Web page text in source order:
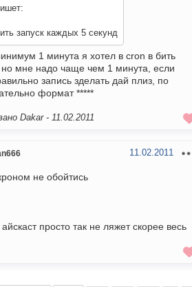
запуск каждых 5 секунд
1 минута я хотел в cron в бить
но мне надо чаще чем 1 минута, если
запись зделать дай плиз, по
формат *****
Dakar - 11.02.2011
11.02.2011
не обойтись
просто так не ляжет скорее весь